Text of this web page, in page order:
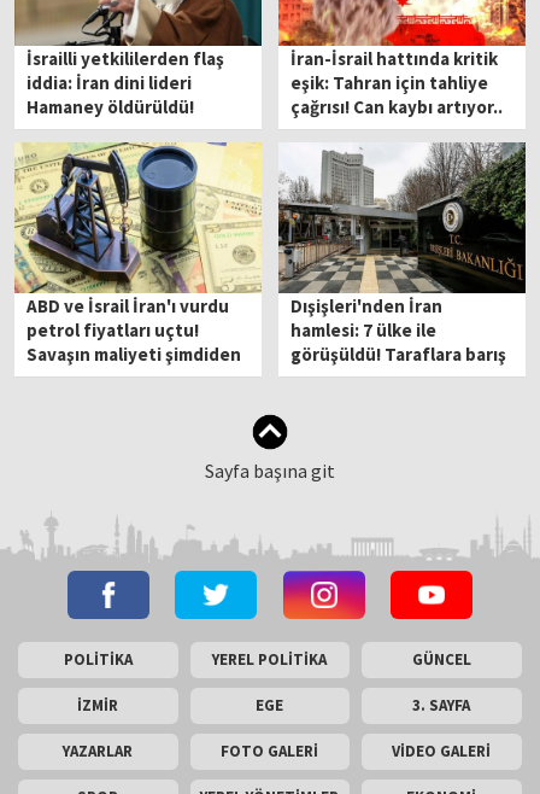
İsrailli yetkililerden flaş
iddia: İran dini lideri
Hamaney öldürüldü!
İran-İsrail hattında kritik
eşik: Tahran için tahliye
çağrısı! Can kaybı artıyor..
ABD ve İsrail İran'ı vurdu
petrol fiyatları uçtu!
Savaşın maliyeti şimdiden
çok ağır
Dışişleri'nden İran
hamlesi: 7 ülke ile
görüşüldü! Taraflara barış
çağrısı
Sayfa başına git
POLİTİKA YEREL POLİTİKA GÜNCEL
İZMİR EGE 3. SAYFA
YAZARLAR FOTO GALERİ VİDEO GALERİ